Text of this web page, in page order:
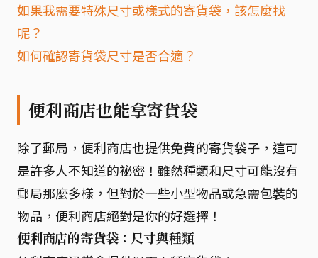
如果我需要特殊尺寸或樣式的寄貨袋，該怎麼找
呢？
如何確認寄貨袋尺寸是否合適？
便利商店也能拿寄貨袋
除了郵局，便利商店也提供免費的寄貨袋子，這可
是許多人不知道的祕密！雖然種類和尺寸可能沒有
郵局那麼多樣，但對於一些小型物品或急需包裝的
物品，便利商店絕對是你的好選擇！
便利商店的寄貨袋：尺寸與種類